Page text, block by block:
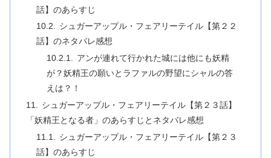
話】のあらすじ
シュガーアップル・フェアリーテイル【第２２
話】のネタバレ感想
アンが連れて行かれた城には他にも妖精
が？妖精王の願いとラファルの野望にシャルの答
えは？！
シュガーアップル・フェアリーテイル【第２３話】
「妖精王となる者」のあらすじとネタバレ感想
シュガーアップル・フェアリーテイル【第２３
話】のあらすじ